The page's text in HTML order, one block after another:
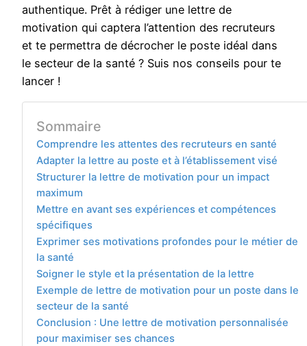
authentique. Prêt à rédiger une lettre de
motivation qui captera l’attention des recruteurs
et te permettra de décrocher le poste idéal dans
le secteur de la santé ? Suis nos conseils pour te
lancer !
Sommaire
Comprendre les attentes des recruteurs en santé
Adapter la lettre au poste et à l’établissement visé
Structurer la lettre de motivation pour un impact
maximum
Mettre en avant ses expériences et compétences
spécifiques
Exprimer ses motivations profondes pour le métier de
la santé
Soigner le style et la présentation de la lettre
Exemple de lettre de motivation pour un poste dans le
secteur de la santé
Conclusion : Une lettre de motivation personnalisée
pour maximiser ses chances